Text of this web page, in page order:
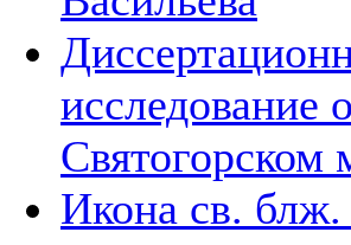
исследование о
Святогорском
Икона св.